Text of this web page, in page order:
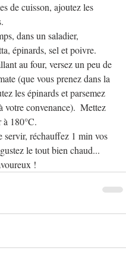
de cuisson, ajoutez les
dans un saladier,
épinards, sel et poivre.
au four, versez un peu de
(que vous prenez dans la
les épinards et parsemez
votre convenance).  Mettez
180°C.
servir, réchauffez 1 min vos
le tout bien chaud...
!